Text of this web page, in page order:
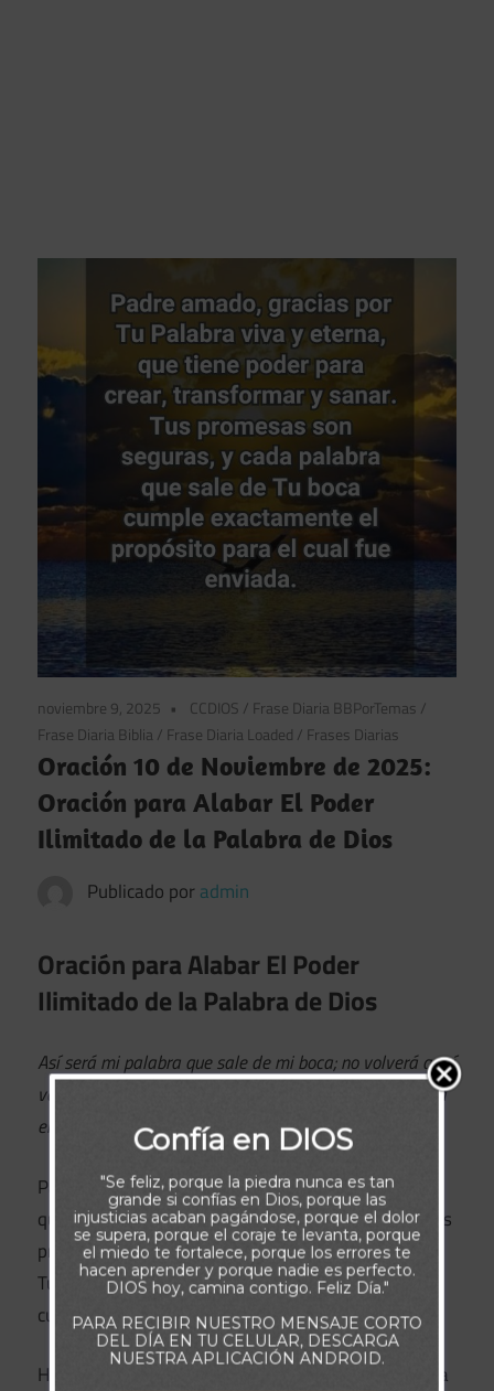
noviembre 9, 2025 CCDIOS / Frase Diaria BBPorTemas /
Frase Diaria Biblia / Frase Diaria Loaded / Frases Diarias
Oración 10 de Noviembre de 2025:
Oración para Alabar El Poder
Ilimitado de la Palabra de Dios
Publicado por admin
Oración para Alabar El Poder
Ilimitado de la Palabra de Dios
Así será mi palabra que sale de mi boca; no volverá a mí
vacía, sino que hará lo que yo quiero, y será prosperada
en aquello para que la envié. Isaías 55:11
Padre amado, gracias por Tu Palabra viva y eterna,
que tiene poder para crear, transformar y sanar. Tus
promesas son seguras, y cada palabra que sale de
Tu boca cumple exactamente el propósito para el
cual fue enviada.
Hoy decido creer y confiar en Tu Palabra por encima
Confía en DIOS
"Se feliz, porque la piedra nunca es tan
grande si confías en Dios, porque las
injusticias acaban pagándose, porque el dolor
se supera, porque el coraje te levanta, porque
el miedo te fortalece, porque los errores te
hacen aprender y porque nadie es perfecto.
DIOS hoy, camina contigo. Feliz Día."
PARA RECIBIR NUESTRO MENSAJE CORTO
DEL DÍA EN TU CELULAR, DESCARGA
NUESTRA APLICACIÓN ANDROID.